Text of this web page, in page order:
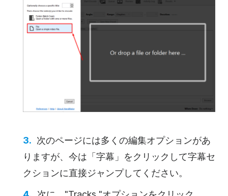
次のページには多くの編集オプションがあ
りますが、今は「字幕」をクリックして字幕セ
クションに直接ジャンプしてください。